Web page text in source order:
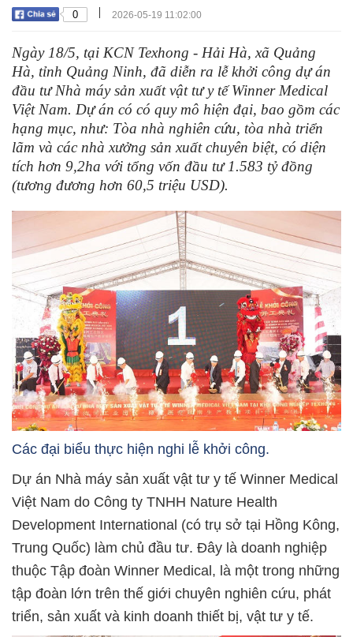
0 | 2026-05-19 11:02:00
Ngày 18/5, tại KCN Texhong - Hải Hà, xã Quảng
Hà, tỉnh Quảng Ninh, đã diễn ra lễ khởi công dự án
đầu tư Nhà máy sản xuất vật tư y tế Winner Medical
Việt Nam. Dự án có có quy mô hiện đại, bao gồm các
hạng mục, như: Tòa nhà nghiên cứu, tòa nhà triển
lãm và các nhà xưởng sản xuất chuyên biệt, có diện
tích hơn 9,2ha với tổng vốn đầu tư 1.583 tỷ đồng
(tương đương hơn 60,5 triệu USD).
Các đại biểu thực hiện nghi lễ khởi công.
Dự án Nhà máy sản xuất vật tư y tế Winner Medical
Việt Nam do Công ty TNHH Nature Health
Development International (có trụ sở tại Hồng Kông,
Trung Quốc) làm chủ đầu tư. Đây là doanh nghiệp
thuộc Tập đoàn Winner Medical, là một trong những
tập đoàn lớn trên thế giới chuyên nghiên cứu, phát
triển, sản xuất và kinh doanh thiết bị, vật tư y tế.